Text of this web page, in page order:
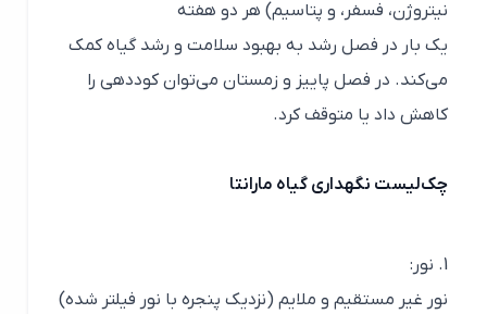
نیتروژن، فسفر، و پتاسیم) هر دو هفته
یک بار در فصل رشد به بهبود سلامت و رشد گیاه کمک
می‌کند. در فصل پاییز و زمستان می‌توان کوددهی را
کاهش داد یا متوقف کرد.
چک‌لیست نگهداری گیاه مارانتا
نور غیر مستقیم و ملایم (نزدیک پنجره با نور فیلتر شده)